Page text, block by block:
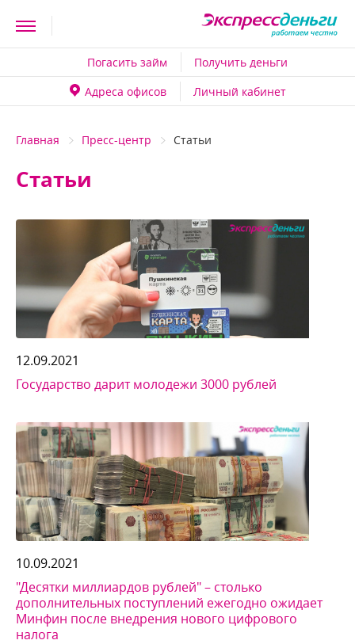
Погасить займ
Получить деньги
Адреса офисо
Личный кабинет
Главная Пресс-центр Статьи
Статьи
12.09.2021
Государство дарит молодежи 3000 рублей
10.09.2021
"Десятки миллиардов рублей" – столько
дополнительных поступлений ежегодно ожидает
Минфин после внедрения нового цифрового
налога